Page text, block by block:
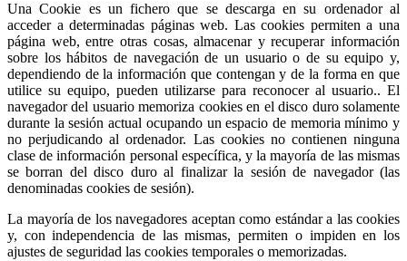
Una Cookie es un fichero que se descarga en su ordenador al
acceder a determinadas páginas web. Las cookies permiten a una
página web, entre otras cosas, almacenar y recuperar información
sobre los hábitos de navegación de un usuario o de su equipo y,
dependiendo de la información que contengan y de la forma en que
utilice su equipo, pueden utilizarse para reconocer al usuario.. El
navegador del usuario memoriza cookies en el disco duro solamente
durante la sesión actual ocupando un espacio de memoria mínimo y
no perjudicando al ordenador. Las cookies no contienen ninguna
clase de información personal específica, y la mayoría de las mismas
se borran del disco duro al finalizar la sesión de navegador (las
denominadas cookies de sesión).
La mayoría de los navegadores aceptan como estándar a las cookies
y, con independencia de las mismas, permiten o impiden en los
ajustes de seguridad las cookies temporales o memorizadas.